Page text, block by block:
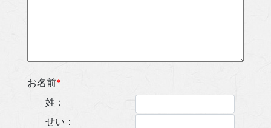
お名前*
姓：
せい：